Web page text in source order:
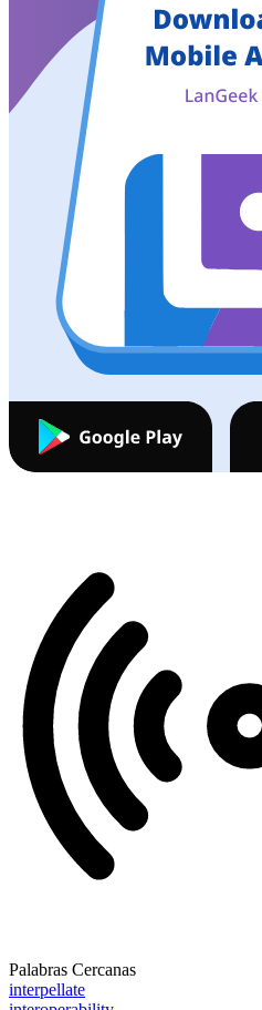
Palabras Cercanas
interpellate